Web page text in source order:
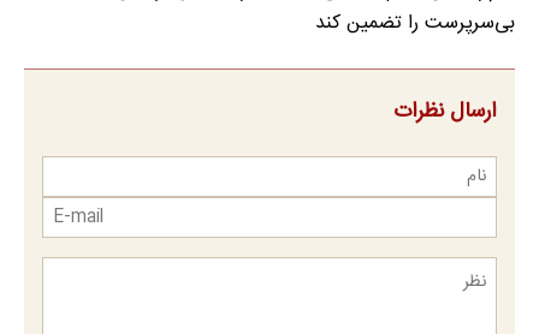
بی‌سرپرست را تضمین کند
ارسال نظرات